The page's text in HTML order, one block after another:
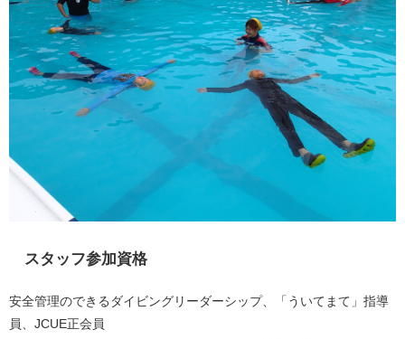
スタッフ参加資格
安全管理のできるダイビングリーダーシップ、「ういてまて」指導
員、JCUE正会員